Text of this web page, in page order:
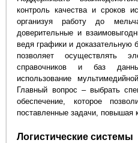
контроль качества и сроков
организуя работу до
доверительные и
ведя графики и доказательную
позволяет осуществлять
справочников и баз
использование
Главный вопрос – выбрать
обеспечение, которое
поставленные задачи, повышая
Логистические системы